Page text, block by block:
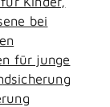
bei
für junge